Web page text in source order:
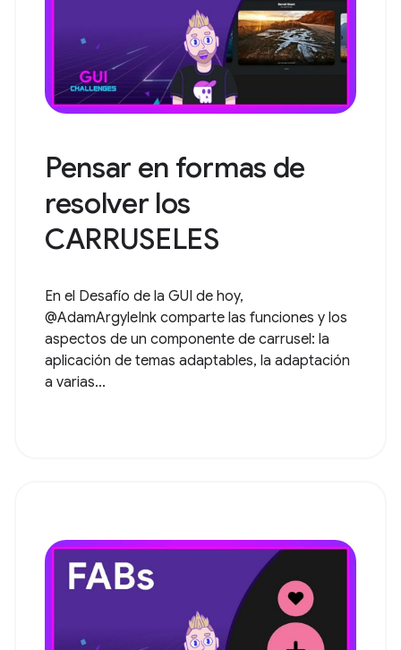
Pensar en formas de
resolver los
CARRUSELES
En el Desafío de la GUI de hoy,
@AdamArgyleInk comparte las funciones y los
aspectos de un componente de carrusel: la
aplicación de temas adaptables, la adaptación
a varias...